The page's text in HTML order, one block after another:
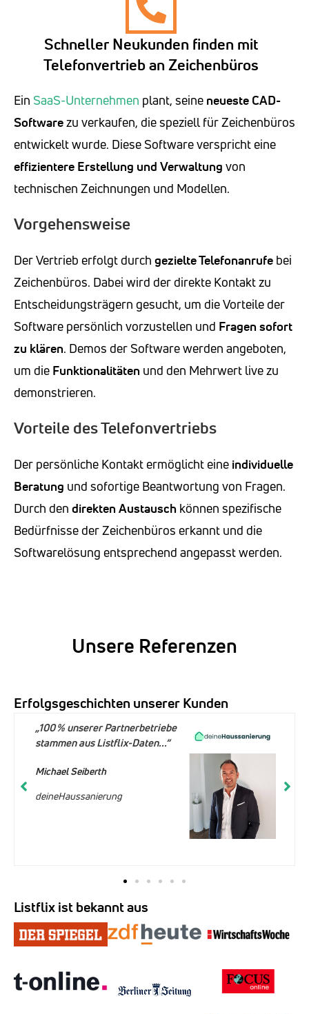
Schneller Neukunden finden mit
Telefonvertrieb an Zeichenbüros
Ein SaaS-Unternehmen plant, seine neueste CAD-
Softwarezu verkaufen, die speziell für Zeichenbüros
entwickelt wurde. Diese Software verspricht eine
effizientere Erstellung und Verwaltung von
technischen Zeichnungen und Modellen.
Vorgehensweise
Der Vertrieb erfolgt durch gezielte Telefonanrufe bei
Zeichenbüros. Dabei wird der direkte Kontakt zu
Entscheidungsträgern gesucht, um die Vorteile der
Software persönlich vorzustellen und Fragen sofort
zu klären. Demos der Software werden angeboten,
um die Funktionalitäten und den Mehrwert live zu
demonstrieren.
Vorteile des Telefonvertriebs
Der persönliche Kontakt ermöglicht eine individuelle
Beratung und sofortige Beantwortung von Fragen.
Durch den direkten Austausch können spezifische
Bedürfnisse der Zeichenbüros erkannt und die
Softwarelösung entsprechend angepasst werden.
Unsere Referenzen
Erfolgsgeschichten unserer Kunden
„100 % unserer Partnerbetriebe
stammen aus Listflix-Daten...“
Michael Seiberth
deineHaussanierung
Listflix ist bekannt aus